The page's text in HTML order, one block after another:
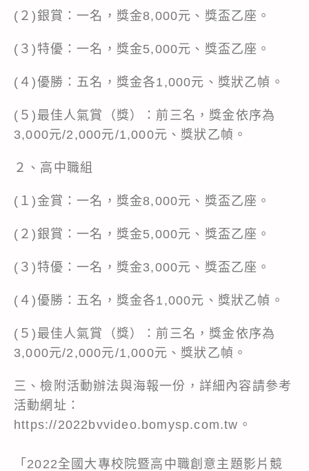
(２)銀賞：一名，獎金8,000元、獎盃乙座。
(３)特優：一名，獎金5,000元、獎盃乙座。
(４)優勝：五名，獎金各1,000元、獎狀乙幀。
(５)最佳人氣賞（獎）：前三名，獎金依序為
3,000元/2,000元/1,000元、獎狀乙幀。
２、高中職組
(１)金賞：一名，獎金8,000元、獎盃乙座。
(２)銀賞：一名，獎金5,000元、獎盃乙座。
(３)特優：一名，獎金3,000元、獎盃乙座。
(４)優勝：五名，獎金各1,000元、獎狀乙幀。
(５)最佳人氣賞（獎）：前三名，獎金依序為
3,000元/2,000元/1,000元、獎狀乙幀。
三、檢附活動辦法與海報一份，詳細內容請參考
活動網址：
https://2022bvvideo.bomysp.com.tw。
「2022全國大專校院暨高中職創意主題影片競